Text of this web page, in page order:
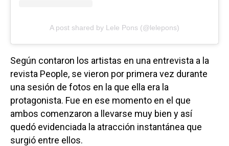
A post shared by Lele Pons (@lelepons)
Según contaron los artistas en una entrevista a la
revista People, se vieron por primera vez durante
una sesión de fotos en la que ella era la
protagonista. Fue en ese momento en el que
ambos comenzaron a llevarse muy bien y así
quedó evidenciada la atracción instantánea que
surgió entre ellos.